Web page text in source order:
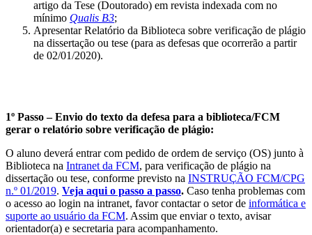
artigo da Tese (Doutorado) em revista indexada com no
mínimo Qualis B3;
Apresentar Relatório da Biblioteca sobre verificação de plágio
na dissertação ou tese (para as defesas que ocorrerão a partir
de 02/01/2020).
1º Passo – Envio do texto da defesa para a biblioteca/FCM
gerar o relatório sobre verificação de plágio:
O aluno deverá entrar com pedido de ordem de serviço (OS) junto à
Biblioteca na Intranet da FCM, para verificação de plágio na
dissertação ou tese, conforme previsto na INSTRUÇÃO FCM/CPG
n.º 01/2019. Veja aqui o passo a passo. Caso tenha problemas com
o acesso ao login na intranet, favor contactar o setor de informática e
suporte ao usuário da FCM. Assim que enviar o texto, avisar
orientador(a) e secretaria para acompanhamento.